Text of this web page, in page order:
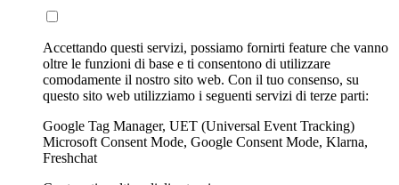
Accettando questi servizi, possiamo fornirti feature che vanno
oltre le funzioni di base e ti consentono di utilizzare
comodamente il nostro sito web. Con il tuo consenso, su
questo sito web utilizziamo i seguenti servizi di terze parti:
Google Tag Manager, UET (Universal Event Tracking)
Microsoft Consent Mode, Google Consent Mode, Klarna,
Freshchat